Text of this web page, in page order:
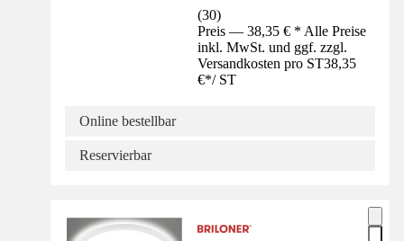
(30)
Preis — 38,35 € * Alle Preise
inkl. MwSt. und ggf. zzgl.
Versandkosten pro ST38,35
€*/ ST
Online bestellbar
Reservierbar